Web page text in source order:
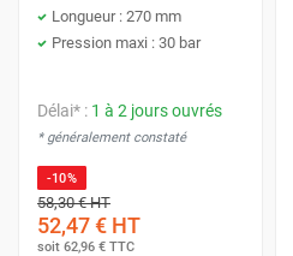
Longueur : 270 mm
Pression maxi : 30 bar
Délai* : 1 à 2 jours ouvrés
* généralement constaté
-10%
58,30 €HT
52,47 € HT
soit 62,96 € TTC